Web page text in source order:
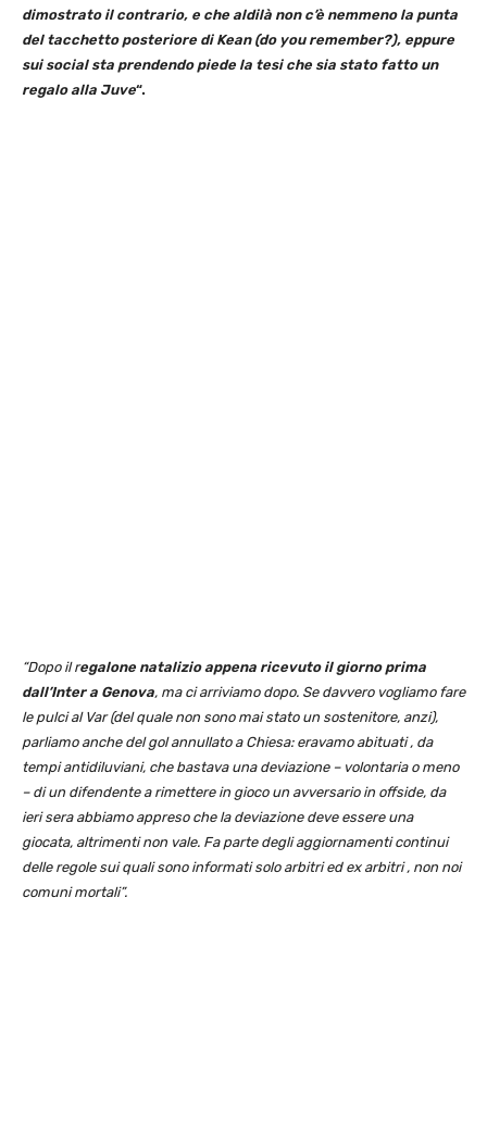
dimostrato il contrario, e che aldilà non c’è nemmeno la punta
del tacchetto posteriore di Kean (do you remember?), eppure
sui social sta prendendo piede la tesi che sia stato fatto un
regalo alla Juve“.
“Dopo il regalone natalizio appena ricevuto il giorno prima
dall’Inter a Genova, ma ci arriviamo dopo. Se davvero vogliamo fare
le pulci al Var (del quale non sono mai stato un sostenitore, anzi),
parliamo anche del gol annullato a Chiesa: eravamo abituati , da
tempi antidiluviani, che bastava una deviazione – volontaria o meno
– di un difendente a rimettere in gioco un avversario in offside, da
ieri sera abbiamo appreso che la deviazione deve essere una
giocata, altrimenti non vale. Fa parte degli aggiornamenti continui
delle regole sui quali sono informati solo arbitri ed ex arbitri , non noi
comuni mortali”.